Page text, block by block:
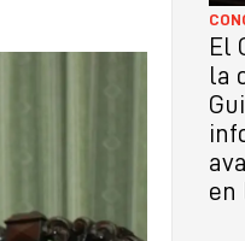
El
la
en